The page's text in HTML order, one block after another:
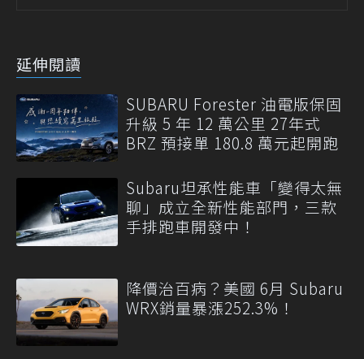
延伸閱讀
SUBARU Forester 油電版保固
升級 5 年 12 萬公里 27年式
BRZ 預接單 180.8 萬元起開跑
Subaru坦承性能車「變得太無
聊」成立全新性能部門，三款
手排跑車開發中！
降價治百病？美國 6月 Subaru
WRX銷量暴漲252.3%！